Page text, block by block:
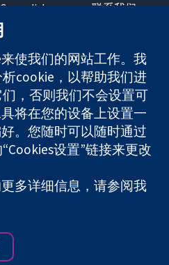
Kingdom
联系我们
关于我们
工作机会
Cochrane
Library
charity (no. 1045921) and a
03044323) registered in
number GB 718 2127 49.
网
使我们的网站工作。我
cookie，以帮助我们进
，否则我们不会设置可
将在您的设备上设置一
。您随时可以随时通过
设置”链接来更改
多详细信息，请参阅我